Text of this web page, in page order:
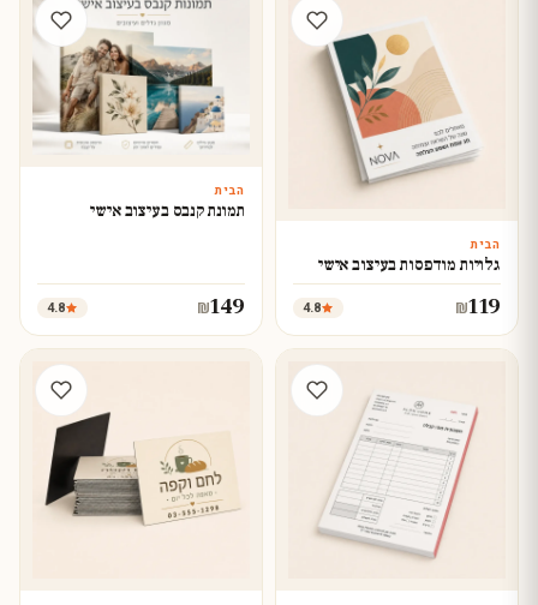
עצב עכשיו
הבית
גלויות מודפסות בעיצוב אישי
₪119
4.8
עצב עכשיו
הבית
תמונת קנבס בעיצוב אישי
₪149
4.8